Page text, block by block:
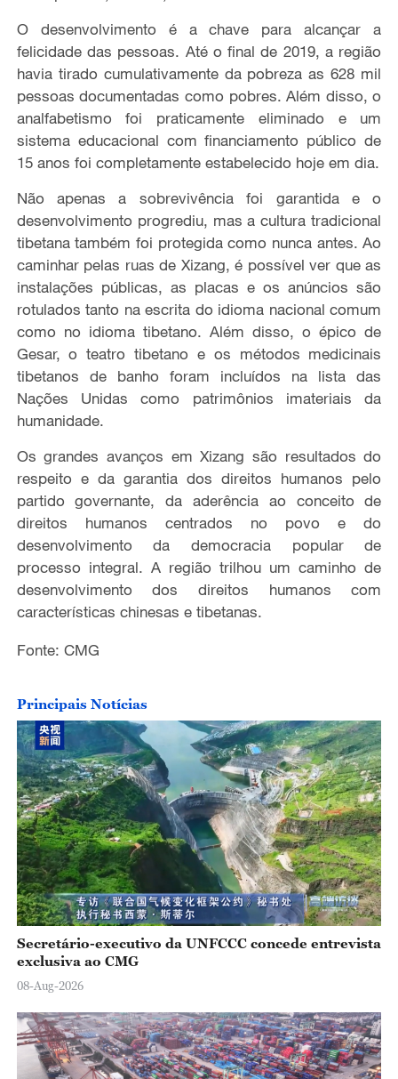
O desenvolvimento é a chave para alcançar a
felicidade das pessoas. Até o final de 2019, a região
havia tirado cumulativamente da pobreza as 628 mil
pessoas documentadas como pobres. Além disso, o
analfabetismo foi praticamente eliminado e um
sistema educacional com financiamento público de
15 anos foi completamente estabelecido hoje em dia.
Não apenas a sobrevivência foi garantida e o
desenvolvimento progrediu, mas a cultura tradicional
tibetana também foi protegida como nunca antes. Ao
caminhar pelas ruas de Xizang, é possível ver que as
instalações públicas, as placas e os anúncios são
rotulados tanto na escrita do idioma nacional comum
como no idioma tibetano. Além disso, o épico de
Gesar, o teatro tibetano e os métodos medicinais
tibetanos de banho foram incluídos na lista das
Nações Unidas como patrimônios imateriais da
humanidade.
Os grandes avanços em Xizang são resultados do
respeito e da garantia dos direitos humanos pelo
partido governante, da aderência ao conceito de
direitos humanos centrados no povo e do
desenvolvimento da democracia popular de
processo integral. A região trilhou um caminho de
desenvolvimento dos direitos humanos com
características chinesas e tibetanas.
Fonte: CMG
Principais Notícias
Secretário-executivo da UNFCCC concede entrevista
exclusiva ao CMG
08-Aug-2026